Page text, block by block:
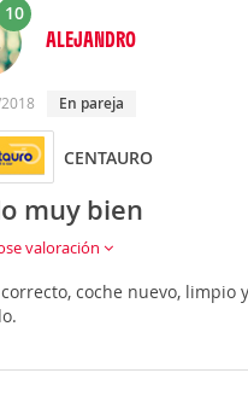
10
ALEJANDRO
En pareja
CENTAURO
muy bien
valoración
coche nuevo, limpio